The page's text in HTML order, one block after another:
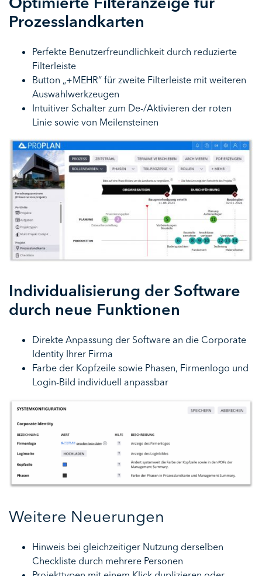
Prozesslandkarten
Perfekte Benutzerfreundlichkeit durch reduzierte
Filterleiste
Button „+MEHR“ für zweite Filterleiste mit weiteren
Auswahlwerkzeugen
Intuitiver Schalter zum De-/Aktivieren der roten
Linie sowie von Meilensteinen
Individualisierung der Software
durch neue Funktionen
Direkte Anpassung der Software an die Corporate
Identity Ihrer Firma
Farbe der Kopfzeile sowie Phasen, Firmenlogo und
Login-Bild individuell anpassbar
Weitere Neuerungen
Hinweis bei gleichzeitiger Nutzung derselben
Checkliste durch mehrere Personen